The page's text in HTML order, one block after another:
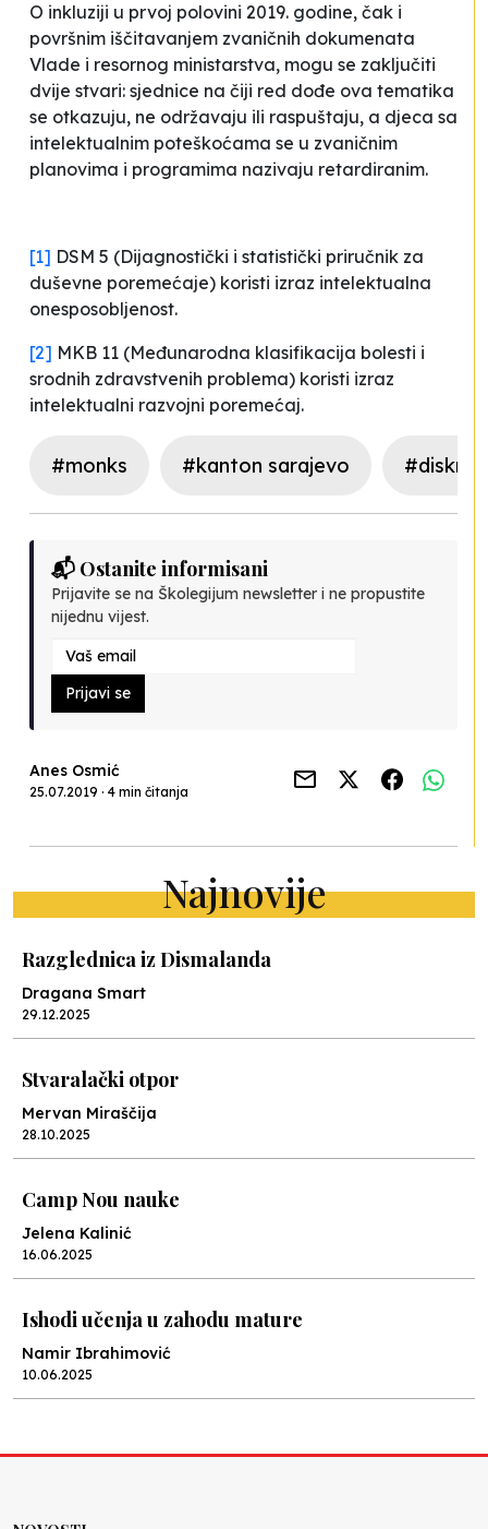
O inkluziji u prvoj polovini 2019. godine, čak i
površnim iščitavanjem zvaničnih dokumenata
Vlade i resornog ministarstva, mogu se zaključiti
dvije stvari: sjednice na čiji red dođe ova tematika
se otkazuju, ne održavaju ili raspuštaju, a djeca sa
intelektualnim poteškoćama se u zvaničnim
planovima i programima nazivaju retardiranim.
[1] DSM 5 (Dijagnostički i statistički priručnik za
duševne poremećaje) koristi izraz intelektualna
onesposobljenost.
[2] MKB 11 (Međunarodna klasifikacija bolesti i
srodnih zdravstvenih problema) koristi izraz
intelektualni razvojni poremećaj.
#monks #kanton sarajevo
📬 Ostanite informisani
Prijavite se na Školegijum newsletter i ne propustite
nijednu vijest.
Prijavi se
Anes Osmić
25.07.2019 · 4 min čitanja
Najnovije
Razglednica iz Dismalanda
Dragana Smart
29.12.2025
Stvaralački otpor
Mervan Miraščija
28.10.2025
Camp Nou nauke
Jelena Kalinić
16.06.2025
Ishodi učenja u zahodu mature
Namir Ibrahimović
10.06.2025